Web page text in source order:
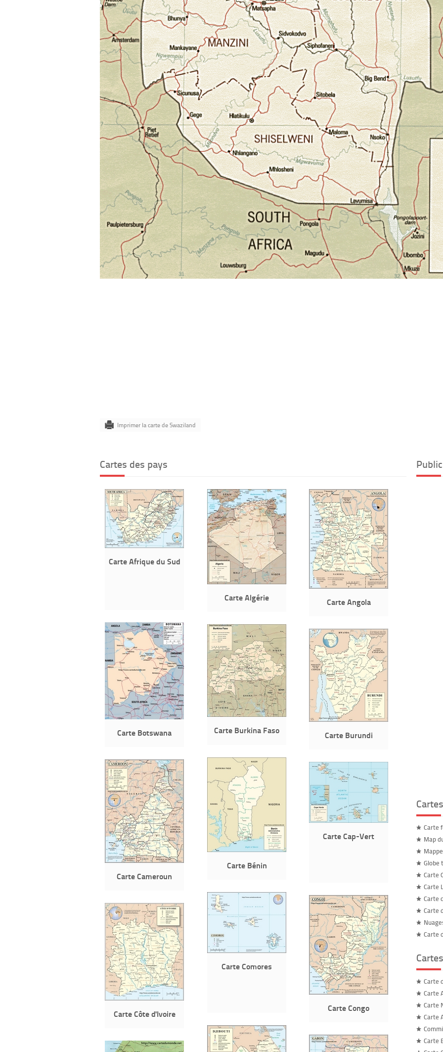
Imprimer la carte de Swaziland
Cartes des pays
Carte Afrique du Sud
Carte Algérie Carte Angola
Carte Botswana Carte Burkina Faso Carte Burundi
Carte Bénin
Carte Cameroun
Carte Cap-Vert
Carte Comores
Carte Congo
Carte Côte d'Ivoire
Carte
Map
Globe
Carte
Carte
Carte
Carte
Carte
Carte
Carte
Carte
Carte
Carte